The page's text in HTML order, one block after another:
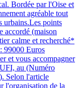
Bordée par l'Oise et
agréable tout
urbains.Les points
accordé (maison
calme et recherché*
99000 Euros
et vous accompagner
au (Numéro
Selon l'article
l'organisation de la